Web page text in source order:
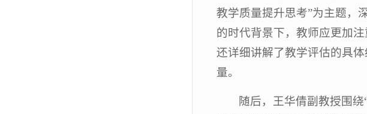
教学质量提升思考”为主题，
的时代背景下，教师应更加
还详细讲解了教学评估的具
量。
随后，王华倩副教授围绕